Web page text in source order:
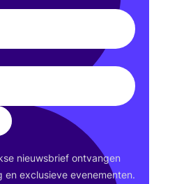
nieuws­brief ont­van­gen
exclu­sie­ve eve­ne­men­ten.